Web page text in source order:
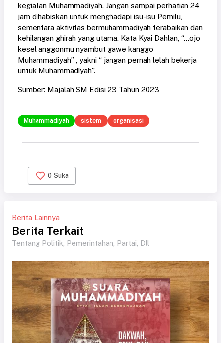
kegiatan Muhammadiyah. Jangan sampai perhatian 24
jam dihabiskan untuk menghadapi isu-isu Pemilu,
sementara aktivitas bermuhammadiyah terabaikan dan
kehilangan ghirah yang utama. Kata Kyai Dahlan, “…ojo
kesel anggonmu nyambut gawe kanggo
Muhammadiyah” , yakni “ jangan pernah lelah bekerja
untuk Muhammadiyah”.
Sumber: Majalah SM Edisi 23 Tahun 2023
Muhammadiyah sistem organisasi
0 Suka
Berita Lainnya
Berita Terkait
Tentang Politik, Pemerintahan, Partai, Dll